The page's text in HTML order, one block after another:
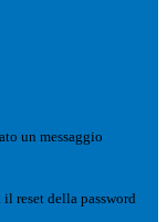
un messaggio
reset della password